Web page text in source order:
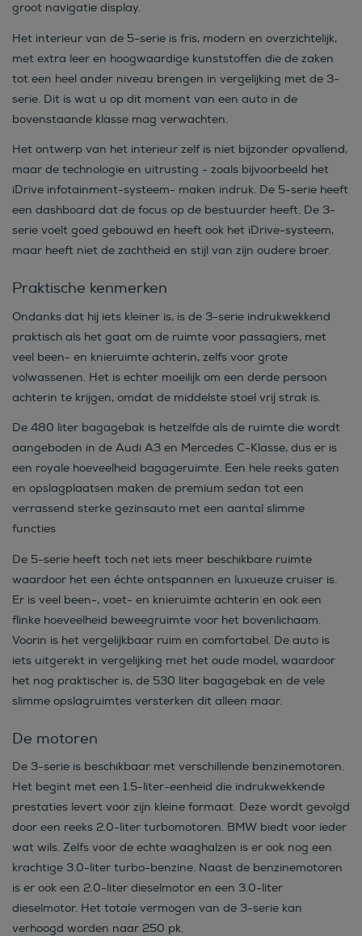
groot navigatie display.
Het interieur van de 5-serie is fris, modern en overzichtelijk,
met extra leer en hoogwaardige kunststoffen die de zaken
tot een heel ander niveau brengen in vergelijking met de 3-
serie. Dit is wat u op dit moment van een auto in de
bovenstaande klasse mag verwachten.
Het ontwerp van het interieur zelf is niet bijzonder opvallend,
maar de technologie en uitrusting - zoals bijvoorbeeld het
iDrive infotainment-systeem- maken indruk. De 5-serie heeft
een dashboard dat de focus op de bestuurder heeft. De 3-
serie voelt goed gebouwd en heeft ook het iDrive-systeem,
maar heeft niet de zachtheid en stijl van zijn oudere broer.
Praktische kenmerken
Ondanks dat hij iets kleiner is, is de 3-serie indrukwekkend
praktisch als het gaat om de ruimte voor passagiers, met
veel been- en knieruimte achterin, zelfs voor grote
volwassenen. Het is echter moeilijk om een derde persoon
achterin te krijgen, omdat de middelste stoel vrij strak is.
De 480 liter bagagebak is hetzelfde als de ruimte die wordt
aangeboden in de Audi A3 en Mercedes C-Klasse, dus er is
een royale hoeveelheid bagageruimte. Een hele reeks gaten
en opslagplaatsen maken de premium sedan tot een
verrassend sterke gezinsauto met een aantal slimme
functies
De 5-serie heeft toch net iets meer beschikbare ruimte
waardoor het een échte ontspannen en luxueuze cruiser is.
Er is veel been-, voet- en knieruimte achterin en ook een
flinke hoeveelheid beweegruimte voor het bovenlichaam.
Voorin is het vergelijkbaar ruim en comfortabel. De auto is
iets uitgerekt in vergelijking met het oude model, waardoor
het nog praktischer is, de 530 liter bagagebak en de vele
slimme opslagruimtes versterken dit alleen maar.
De motoren
De 3-serie is beschikbaar met verschillende benzinemotoren.
Het begint met een 1.5-liter-eenheid die indrukwekkende
prestaties levert voor zijn kleine formaat. Deze wordt gevolgd
door een reeks 2.0-liter turbomotoren. BMW biedt voor ieder
wat wils. Zelfs voor de echte waaghalzen is er ook nog een
krachtige 3.0-liter turbo-benzine. Naast de benzinemotoren
is er ook een 2.0-liter dieselmotor en een 3.0-liter
dieselmotor. Het totale vermogen van de 3-serie kan
verhoogd worden naar 250 pk.